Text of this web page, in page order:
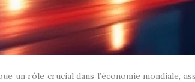
un rôle crucial dans l’économie mondiale,